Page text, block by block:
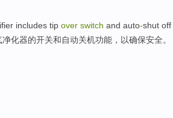
includes tip over switch and auto-shut off
净化器的开关和自动关机功能， 以确保安全。